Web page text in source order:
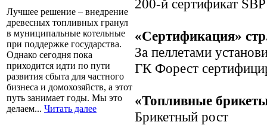
Лучшее решение – внедрение
древесных топливных гранул
в муниципальные котельные
при поддержке государства.
Однако сегодня пока
приходится идти по пути
развития сбыта для частного
бизнеса и домохозяйств, а этот
путь занимает годы. Мы это
делаем... Читать далее
200-й сертификат SBP
«Сертификация»
За пеллетами
ГК Форест
«Топливные
Брикетный рост